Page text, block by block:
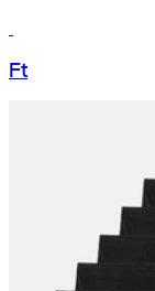
Ft